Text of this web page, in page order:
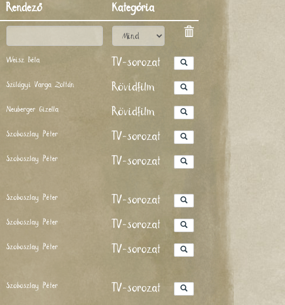
Rendező
Kategória
Weisz Béla TV-sorozat
Szilágyi Varga Zoltán Rövidfilm
Neuberger Gizella Rövidfilm
Szoboszlay Péter TV-sorozat
Szoboszlay Péter TV-sorozat
Szoboszlay Péter TV-sorozat
Szoboszlay Péter TV-sorozat
Szoboszlay Péter TV-sorozat
Szoboszlay Péter TV-sorozat